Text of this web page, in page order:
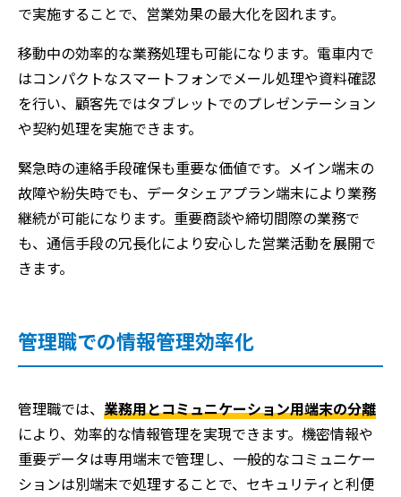
で実施することで、営業効果の最大化を図れます。
移動中の効率的な業務処理も可能になります。電車内で
はコンパクトなスマートフォンでメール処理や資料確認
を行い、顧客先ではタブレットでのプレゼンテーション
や契約処理を実施できます。
緊急時の連絡手段確保も重要な価値です。メイン端末の
故障や紛失時でも、データシェアプラン端末により業務
継続が可能になります。重要商談や締切間際の業務で
も、通信手段の冗長化により安心した営業活動を展開で
きます。
管理職での情報管理効率化
管理職では、 業務用とコミュニケーション用端末の分離
により、効率的な情報管理を実現できます。機密情報や
重要データは専用端末で管理し、一般的なコミュニケー
ションは別端末で処理することで、セキュリティと利便